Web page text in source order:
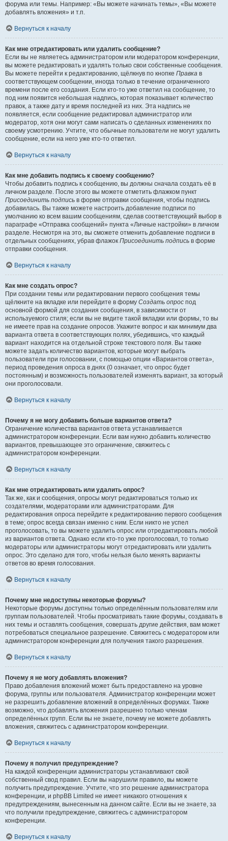
форума или темы. Например: «Вы можете начинать темы», «Вы можете
добавлять вложения» и т.п.
Вернуться к началу
Как мне отредактировать или удалить сообщение?
Если вы не являетесь администратором или модератором конференции,
вы можете редактировать и удалять только свои собственные сообщения.
Вы можете перейти к редактированию, щёлкнув по кнопке Правка в
соответствующем сообщении, иногда только в течение ограниченного
времени после его создания. Если кто-то уже ответил на сообщение, то
под ним появится небольшая надпись, которая показывает количество
правок, а также дату и время последней из них. Эта надпись не
появляется, если сообщение редактировал администратор или
модератор, хотя они могут сами написать о сделанных изменениях по
своему усмотрению. Учтите, что обычные пользователи не могут удалить
сообщение, если на него уже кто-то ответил.
Вернуться к началу
Как мне добавить подпись к своему сообщению?
Чтобы добавить подпись к сообщению, вы должны сначала создать её в
личном разделе. После этого вы можете отметить флажком пункт
Присоединить подпись в форме отправки сообщения, чтобы подпись
добавилась. Вы также можете настроить добавление подписи по
умолчанию ко всем вашим сообщениям, сделав соответствующий выбор в
параграфе «Отправка сообщений» пункта «Личные настройки» в личном
разделе. Несмотря на это, вы сможете отменить добавление подписи в
отдельных сообщениях, убрав флажок Присоединить подпись в форме
отправки сообщения.
Вернуться к началу
Как мне создать опрос?
При создании темы или редактировании первого сообщения темы
щёлкните на вкладке или перейдите в форму Создать опрос под
основной формой для создания сообщения, в зависимости от
используемого стиля; если вы не видите такой вкладки или формы, то вы
не имеете прав на создание опросов. Укажите вопрос и как минимум два
варианта ответа в соответствующих полях, убедившись, что каждый
вариант находится на отдельной строке текстового поля. Вы также
можете задать количество вариантов, которые могут выбрать
пользователи при голосовании, с помощью опции «Вариантов ответа»,
период проведения опроса в днях (0 означает, что опрос будет
постоянным) и возможность пользователей изменять вариант, за который
они проголосовали.
Вернуться к началу
Почему я не могу добавить больше вариантов ответа?
Ограничение количества вариантов ответа устанавливается
администратором конференции. Если вам нужно добавить количество
вариантов, превышающее это ограничение, свяжитесь с
администратором конференции.
Вернуться к началу
Как мне отредактировать или удалить опрос?
Так же, как и сообщения, опросы могут редактироваться только их
создателями, модераторами или администраторами. Для
редактирования опроса перейдите к редактированию первого сообщения
в теме; опрос всегда связан именно с ним. Если никто не успел
проголосовать, то вы можете удалить опрос или отредактировать любой
из вариантов ответа. Однако если кто-то уже проголосовал, то только
модераторы или администраторы могут отредактировать или удалить
опрос. Это сделано для того, чтобы нельзя было менять варианты
ответов во время голосования.
Вернуться к началу
Почему мне недоступны некоторые форумы?
Некоторые форумы доступны только определённым пользователям или
группам пользователей. Чтобы просматривать такие форумы, создавать в
них темы и оставлять сообщения, совершать другие действия, вам может
потребоваться специальное разрешение. Свяжитесь с модератором или
администратором конференции для получения такого разрешения.
Вернуться к началу
Почему я не могу добавлять вложения?
Право добавления вложений может быть предоставлено на уровне
форума, группы или пользователя. Администратор конференции может
не разрешить добавление вложений в определённых форумах. Также
возможно, что добавлять вложения разрешено только членам
определённых групп. Если вы не знаете, почему не можете добавлять
вложения, свяжитесь с администратором конференции.
Вернуться к началу
Почему я получил предупреждение?
На каждой конференции администраторы устанавливают свой
собственный свод правил. Если вы нарушили правило, вы можете
получить предупреждение. Учтите, что это решение администратора
конференции, и phpBB Limited не имеет никакого отношения к
предупреждениям, вынесенным на данном сайте. Если вы не знаете, за
что получили предупреждение, свяжитесь с администратором
конференции.
Вернуться к началу